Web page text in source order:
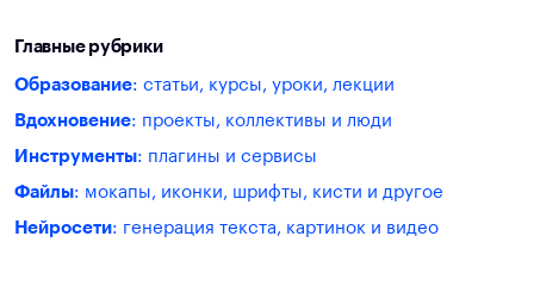
Главные рубрики
Образование: статьи, курсы, уроки, лекции
Вдохновение: проекты, коллективы и люди
Инструменты: плагины и сервисы
Файлы: мокапы, иконки, шрифты, кисти и другое
Нейросети: генерация текста, картинок и видео